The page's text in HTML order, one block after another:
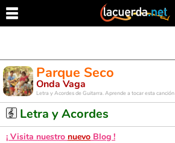
Parque Seco
Onda Vaga
Letra y Acordes de Guitarra. Aprende a tocar esta canción
Letra y Acordes
¡ Visita nuestro nuevo Blog !